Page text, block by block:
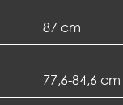
87 cm
77,6-84,6 cm